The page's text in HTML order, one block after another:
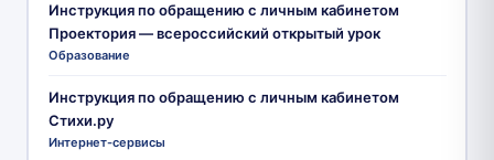
Инструкция по обращению с личным кабинетом
Проектория — всероссийский открытый урок
Образование
Инструкция по обращению с личным кабинетом
Стихи.ру
Интернет-сервисы